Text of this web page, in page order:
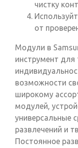
чистку
от
Модули в
инструмент для
возможности
широкому
модулей,
универсальные
развлечений и
Постоянное